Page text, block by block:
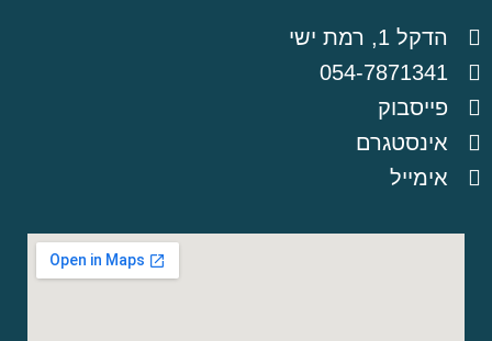
הדקל 1, רמת ישי
054-7871341
פייסבוק
אינסטגרם
אימייל